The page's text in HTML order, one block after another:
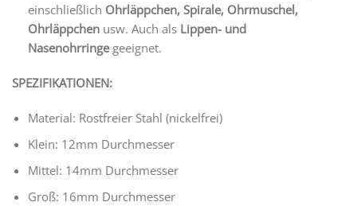
einschließlich Ohrläppchen, Spirale, Ohrmuschel,
Ohrläppchenusw. Auch als Lippen- und
Nasenohrringegeeignet.
SPEZIFIKATIONEN:
Material: Rostfreier Stahl (nickelfrei)
Klein: 12mm Durchmesser
Mittel: 14mm Durchmesser
Groß: 16mm Durchmesser